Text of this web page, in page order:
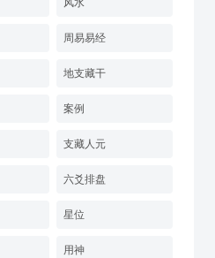
周易易经
地支藏干
案例
支藏人元
六爻排盘
星位
用神